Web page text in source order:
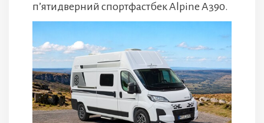
п’ятидверний спортфастбек Alpine A390.